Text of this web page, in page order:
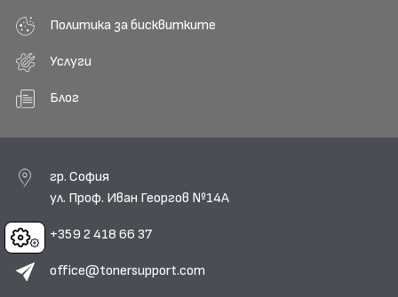
Cookies
Политика за бисквитките
Услуги
Блог
гр. София
ул. Проф. Иван Георгов №14А
+359 2 418 66 37
office@tonersupport.com